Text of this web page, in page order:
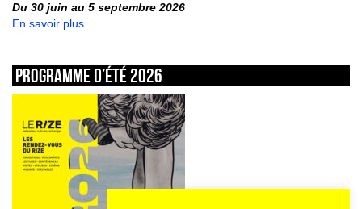
Du 30 juin au 5 septembre 2026
En savoir plus
Programme d’été 2026